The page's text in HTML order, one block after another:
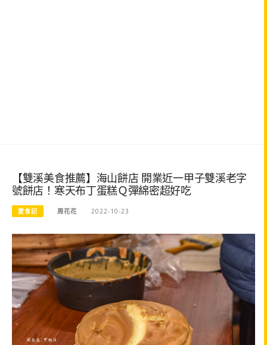
【雙溪美食推薦】海山餅店 開業近一甲子雙溪老字
號餅店！寒天布丁蛋糕Ｑ彈綿密超好吃
愛食記 周花花 2022-10-23